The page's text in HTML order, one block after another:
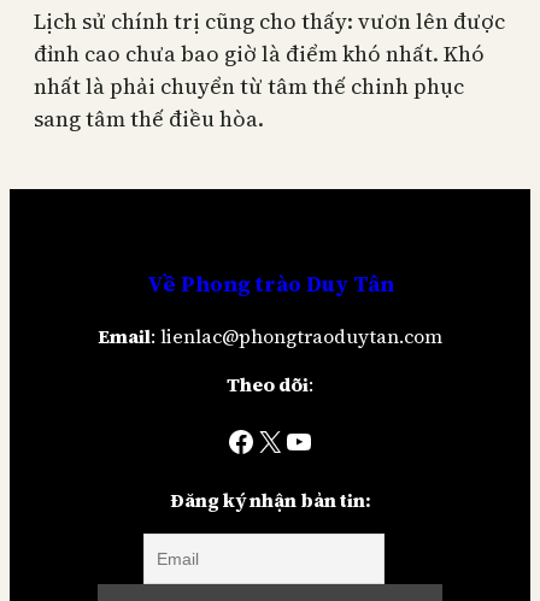
Lịch sử chính trị cũng cho thấy: vươn lên được
đỉnh cao chưa bao giờ là điểm khó nhất. Khó
nhất là phải chuyển từ tâm thế chinh phục
sang tâm thế điều hòa.
Về Phong trào Duy Tân
Email: lienlac@phongtraoduytan.com
Theo dõi:
Facebook X YouTube
Đăng ký nhận bản tin: